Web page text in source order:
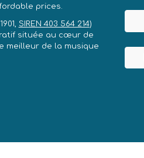
prices.
SIREN 403 564 214)
située au cœur de
meilleur de la musique